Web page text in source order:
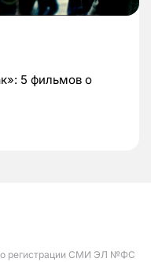
5 фильмов о
регистрации СМИ ЭЛ №ФС